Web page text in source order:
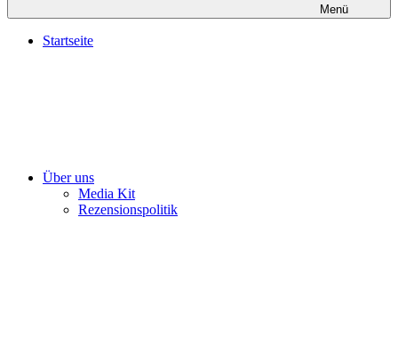
Menü
Startseite
Über uns
Media Kit
Rezensionspolitik